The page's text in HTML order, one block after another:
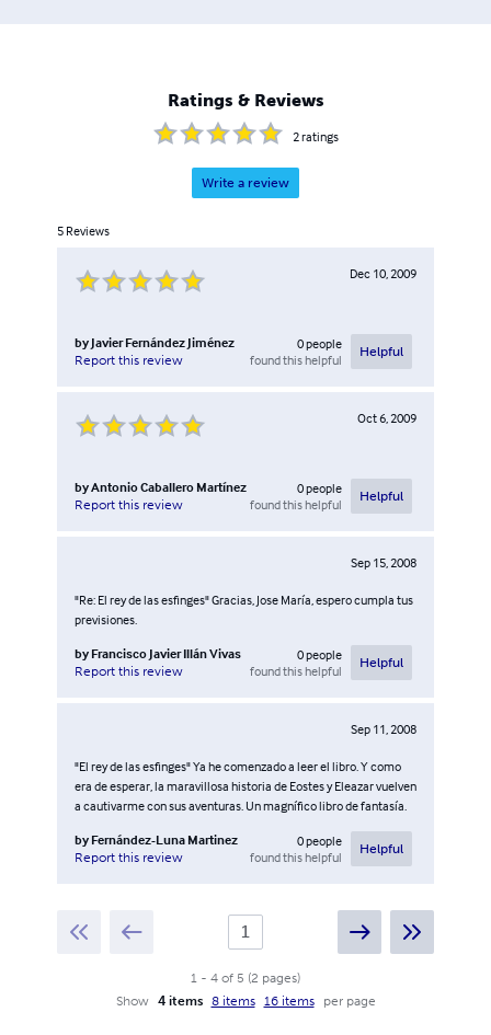
Ratings & Reviews
2ratings
Write a review
5 Reviews
Dec 10, 2009
by Javier Fernández Jiménez
Report this review
0people
found this helpful
Helpful
Oct 6, 2009
byAntonio Caballero Martínez
Report this review
0people
found this helpful
Helpful
Sep 15, 2008
"Re: El rey de las esfinges" Gracias, Jose María, espero cumpla tus
previsiones.
by Francisco Javier Illán Vivas
Report this review
0people
found this helpful
Helpful
Sep 11, 2008
"El rey de las esfinges" Ya he comenzado a leer el libro. Y como
era de esperar, la maravillosa historia de Eostes y Eleazar vuelven
a cautivarme con sus aventuras. Un magnífico libro de fantasía.
by Fernández-Luna Martinez
Report this review
0people
found this helpful
Helpful
1 - 4 of 5 (2 pages)
Show
4 items 8 items 16 items per page